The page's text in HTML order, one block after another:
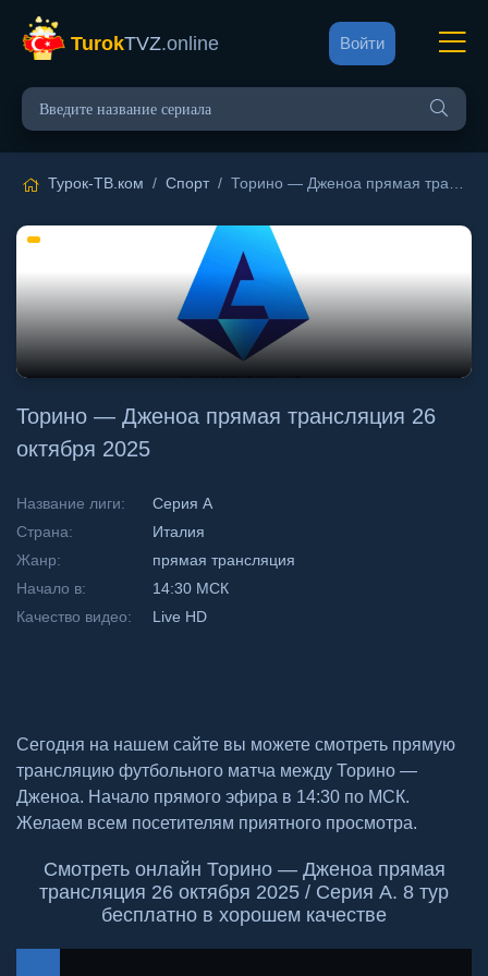
TurokTVZ.online Войти
Турок-ТВ.ком / Спорт/ Торино — Дженоа прямая трансляция 26 октября 2025
Торино — Дженоа прямая трансляция 26
октября 2025
Название лиги:
Серия А
Страна:
Италия
Жанр:
прямая трансляция
Начало в:
14:30 МСК
Качество видео:
Live HD
Сегодня на нашем сайте вы можете смотреть прямую
трансляцию футбольного матча между Торино —
Дженоа. Начало прямого эфира в 14:30 по МСК.
Желаем всем посетителям приятного просмотра.
Смотреть онлайн Торино — Дженоа прямая
трансляция 26 октября 2025 / Серия А. 8 тур
бесплатно в хорошем качестве